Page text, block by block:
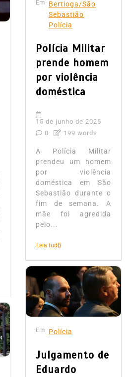
Em Bertioga/São
Sebastião
Polícia
Polícia Militar
prende homem
por violência
doméstica
15 de junho de 2026
0
199 words
A Polícia Militar
prendeu um homem
por violência
doméstica em São
Sebastião durante o
fim de semana. A
mãe foi agredida
pelo...
Leia tudo
Em Polícia
Julgamento de
Eduardo